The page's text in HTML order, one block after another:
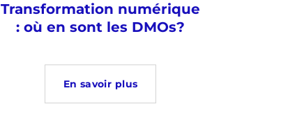
Transformation numérique
: où en sont les DMOs?
En savoir plus